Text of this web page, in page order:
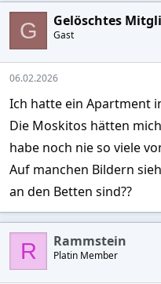
G Gelöschtes
Gast
06.02.2026
Ich hatte ein Apartment
Die Moskitos hätten
habe noch nie so viele
Auf manchen Bildern
an den Betten sind??
R Rammstein
Platin Member